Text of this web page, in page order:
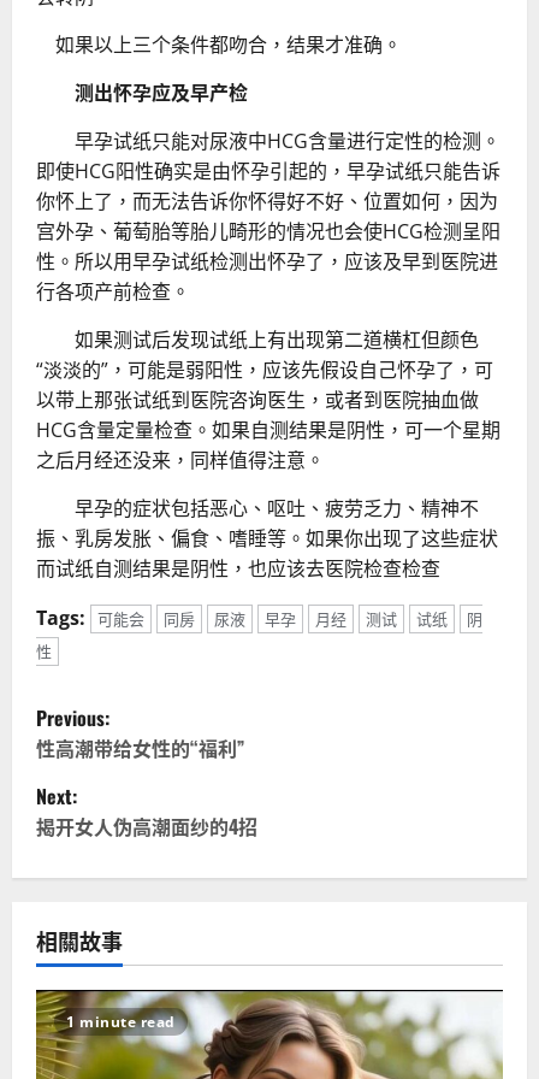
如果以上三个条件都吻合，结果才准确。
测出怀孕应及早产检
早孕试纸只能对尿液中HCG含量进行定性的检测。
即使HCG阳性确实是由怀孕引起的，早孕试纸只能告诉
你怀上了，而无法告诉你怀得好不好、位置如何，因为
宫外孕、葡萄胎等胎儿畸形的情况也会使HCG检测呈阳
性。所以用早孕试纸检测出怀孕了，应该及早到医院进
行各项产前检查。
如果测试后发现试纸上有出现第二道横杠但颜色
“淡淡的”，可能是弱阳性，应该先假设自己怀孕了，可
以带上那张试纸到医院咨询医生，或者到医院抽血做
HCG含量定量检查。如果自测结果是阴性，可一个星期
之后月经还没来，同样值得注意。
早孕的症状包括恶心、呕吐、疲劳乏力、精神不
振、乳房发胀、偏食、嗜睡等。如果你出现了这些症状
而试纸自测结果是阴性，也应该去医院检查检查
Tags:
可能会 同房 尿液 早孕 月经 测试 试纸
阴
性
P
o
s
a
v
i
Previous:
性高潮带给女性的“福利”
Next:
揭开女人伪高潮面纱的4招
相關故事
1 minute read